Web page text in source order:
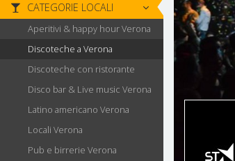
CATEGORIE LOCALI
Aperitivi & happy hour Verona
Discoteche a Verona
Discoteche con ristorante
Disco bar & Live music Verona
Latino americano Verona
Locali Verona
Pub e birrerie Verona